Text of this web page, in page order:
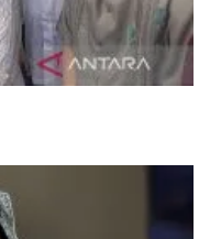
Lebaran Ketua